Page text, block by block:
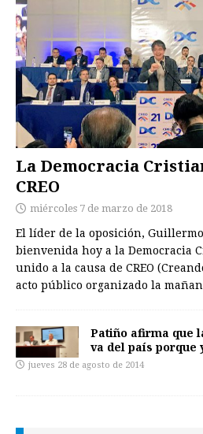
La Democracia
CREO
miércoles 7 de marzo de 2018
El líder de la oposición,
bienvenida hoy a la Democracia
unido a la causa de CREO
acto público organizado la
Patiño afirma que
va del país porque
jueves 28 de agosto de 2014